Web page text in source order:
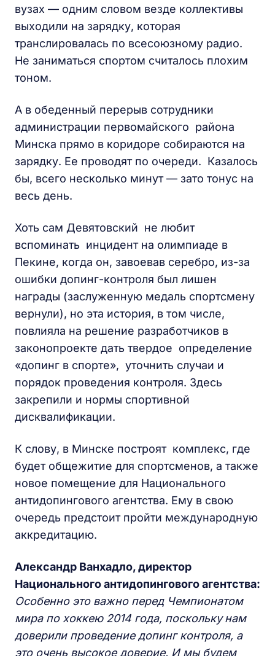
вузах — одним словом везде коллективы
выходили на зарядку, которая
транслировалась по всесоюзному радио.
Не заниматься спортом считалось плохим
тоном.
А в обеденный перерыв сотрудники
администрации первомайского района
Минска прямо в коридоре собираются на
зарядку. Ее проводят по очереди. Казалось
бы, всего несколько минут — зато тонус на
весь день.
Хоть сам Девятовский не любит
вспоминать инцидент на олимпиаде в
Пекине, когда он, завоевав серебро, из-за
ошибки допинг-контроля был лишен
награды (заслуженную медаль спортсмену
вернули), но эта история, в том числе,
повлияла на решение разработчиков в
законопроекте дать твердое определение
«допинг в спорте», уточнить случаи и
порядок проведения контроля. Здесь
закрепили и нормы спортивной
дисквалификации.
К слову, в Минске построят комплекс, где
будет общежитие для спортсменов, а также
новое помещение для Национального
антидопингового агентства. Ему в свою
очередь предстоит пройти международную
аккредитацию.
Александр Ванхадло, директор
Национального антидопингового агентства:
Особенно это важно перед Чемпионатом
мира по хоккею 2014 года, поскольку нам
доверили проведение допинг контроля, а
это очень высокое доверие. И мы будем